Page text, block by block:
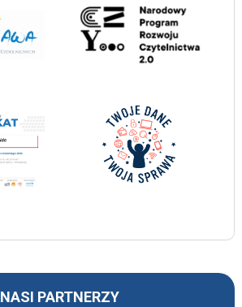
NASI PARTNERZY